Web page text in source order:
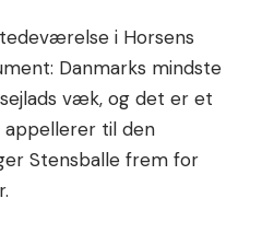
i Horsens
Danmarks mindste
væk, og det er et
til den
Stensballe frem for